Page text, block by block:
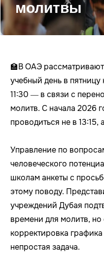
молитвы
🏫В ОАЭ
учебный день в
11:30 — в связи с
молитв. С начала 2026
проводиться не в 13:15,
Управление по
человеческого
школам анкеты с
этому поводу.
учреждений Дубая
времени для молитв, но
корректировка
непростая задача.